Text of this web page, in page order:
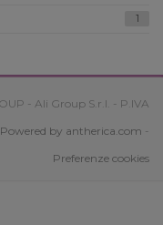
1
- Ali Group S.r.l. - P.IVA
Powered by antherica.com -
Preferenze cookies